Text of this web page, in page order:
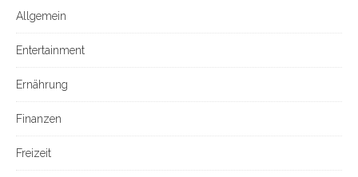
Allgemein
Entertainment
Ernährung
Finanzen
Freizeit